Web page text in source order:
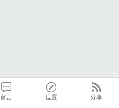
留言 位置 分享